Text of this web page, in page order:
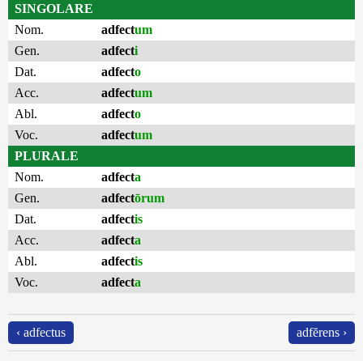
SINGOLARE
Nom.
adfectum
Gen.
adfecti
Dat.
adfecto
Acc.
adfectum
Abl.
adfecto
Voc.
adfectum
PLURALE
Nom.
adfecta
Gen.
adfectōrum
Dat.
adfectis
Acc.
adfecta
Abl.
adfectis
Voc.
adfecta
‹ adfectus adfĕrens ›